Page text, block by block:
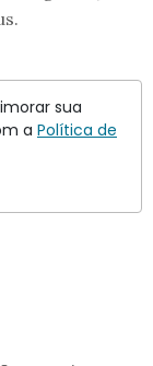
sua
a Política de